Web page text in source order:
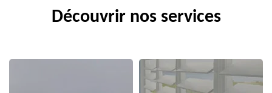
Découvrir nos services